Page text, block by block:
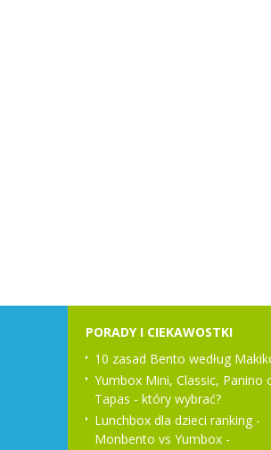
PORADY I CIEKAWOSTKI
10 zasad Bento według
Yumbox Mini, Classic, Panino
Tapas - który wybrać?
Lunchbox dla dzieci ranking -
Monbento vs Yumbox -